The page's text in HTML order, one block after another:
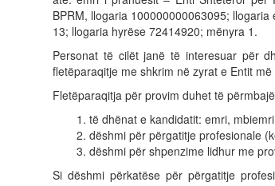
BPRM, llogaria 100000000063095;
13; llogaria hyrëse 72414920; mënyra 1.
Personat të cilët janë të interesuar për
fletëparaqitje me shkrim në zyrat e Entit
Fletëparaqitja për provim duhet të
1. të dhënat e kandidatit: emri,
2. dëshmi për përgatitje profesionale
3. dëshmi për shpenzime lidhur me
Si dëshmi përkatëse për përgatitje